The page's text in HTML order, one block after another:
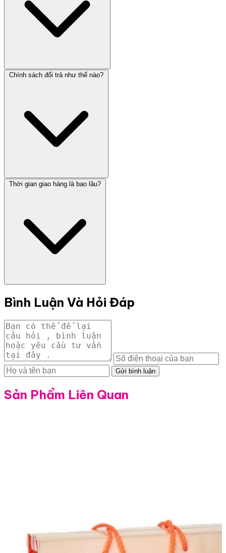
Chính sách đổi trả như thế nào?
Thời gian giao hàng là bao lâu?
Bình Luận Và Hỏi Đáp
Gửi bình luận
Sản Phẩm Liên Quan